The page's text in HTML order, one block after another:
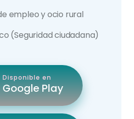
empleo y ocio rural
(Seguridad ciudadana)
Disponible en
Google Play